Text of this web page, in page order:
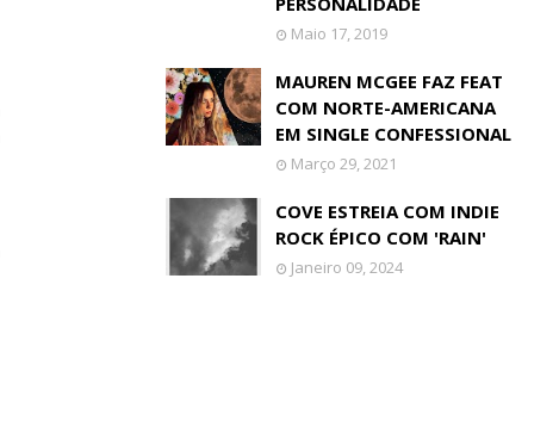
Maio 17, 2019
MAUREN MCGEE FAZ FEAT
COM NORTE-AMERICANA
EM SINGLE CONFESSIONAL
Março 29, 2021
COVE ESTREIA COM INDIE
ROCK ÉPICO COM 'RAIN'
Janeiro 09, 2024